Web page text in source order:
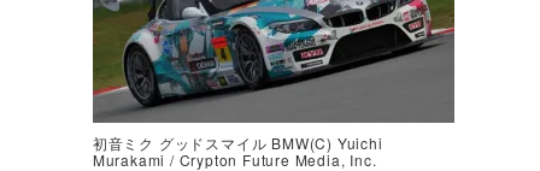
初音ミク グッドスマイル BMW(C) Yuichi
Murakami / Crypton Future Media, Inc.